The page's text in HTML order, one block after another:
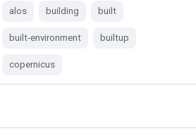
alos building built
built-environment builtup
copernicus